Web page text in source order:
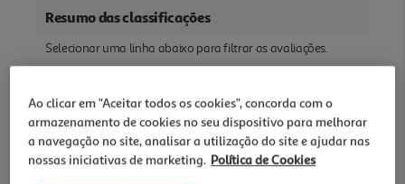
Ao clicar em "Aceitar todos os cookies", concorda com o
armazenamento de cookies no seu dispositivo para melhorar
a navegação no site, analisar a utilização do site e ajudar nas
nossas iniciativas de marketing. Política de Cookies